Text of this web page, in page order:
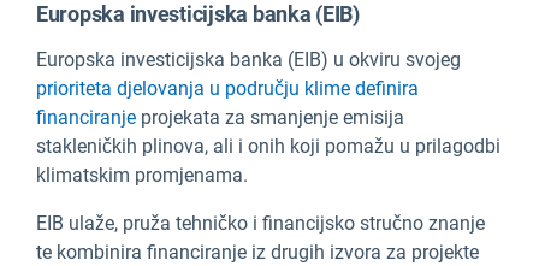
Europska investicijska banka (EIB)
Europska investicijska banka (EIB) u okviru svojeg
prioriteta djelovanja u području klime definira
financiranje projekata za smanjenje emisija
stakleničkih plinova, ali i onih koji pomažu u prilagodbi
klimatskim promjenama.
EIB ulaže, pruža tehničko i financijsko stručno znanje
te kombinira financiranje iz drugih izvora za projekte